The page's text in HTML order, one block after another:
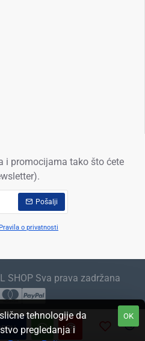
tehnologije da
pregledanja i
OK
i promocijama tako što ćete
Pošalji
Pravila o privatnosti
SHOP Sva prava zadržana